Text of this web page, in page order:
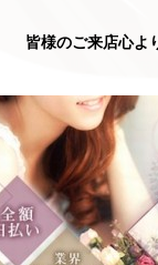
皆様のご来店心よ